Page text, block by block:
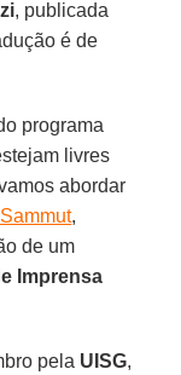
, publicada
é de
programa
livres
abordar
,
de um
Imprensa
pela UISG,